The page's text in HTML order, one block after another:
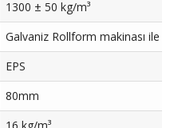
1300 ± 50 kg/m³
Galvaniz Rollform makinası ile
EPS
80mm